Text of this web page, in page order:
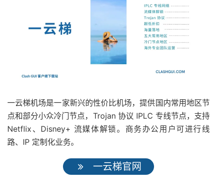
一云梯机场是一家新兴的性价比机场，提供国内常用地区节
点和部分小众冷门节点，Trojan 协议 IPLC 专线节点，支持
Netflix、Disney+ 流媒体解锁。商务办公用户可进行线
路、IP 定制化业务。
一云梯官网